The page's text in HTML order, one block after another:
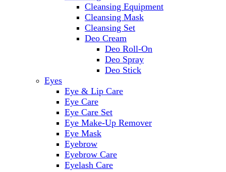
Cleansing Equipment
Cleansing Mask
Cleansing Set
Deo Cream
Deo Roll-On
Deo Spray
Deo Stick
Eyes
Eye & Lip Care
Eye Care
Eye Care Set
Eye Make-Up Remover
Eye Mask
Eyebrow
Eyebrow Care
Eyelash Care